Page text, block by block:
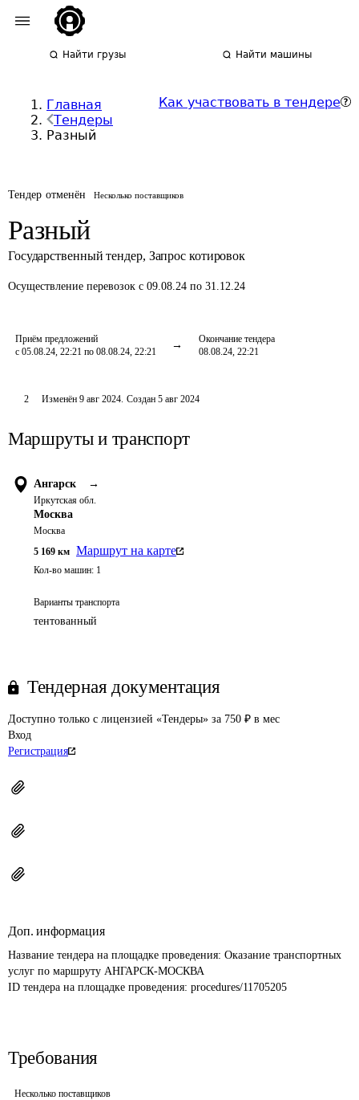
Найти грузы Найти машины
Главная
Тендеры
Разный
Как участвовать в тендере
Тендер отменён Несколько поставщиков
Разный
Государственный тендер, Запрос котировок
Осуществление перевозок с 09.08.24 по 31.12.24
Приём предложений
с 05.08.24, 22:21 по 08.08.24, 22:21
Окончание тендера
08.08.24, 22:21
2 Изменён 9 авг 2024. Создан 5 авг 2024
Маршруты и транспорт
Ангарск →
Иркутская обл.
Москва
Москва
5 169 км Маршрут на карте
Кол-во машин: 1
Варианты транспорта
тентованный
Тендерная документация
Доступно только с лицензией «Тендеры» за 750 ₽ в мес
Вход
Регистрация
Доп. информация
Название тендера на площадке проведения: Оказание транспортных
услуг по маршруту АНГАРСК-МОСКВА
ID тендера на площадке проведения: procedures/11705205
Требования
Несколько поставщиков